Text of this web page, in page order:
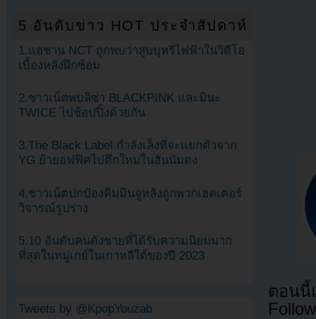
ตอนนี้
5 อันดับข่าว HOT ประจำสัปดาห์
1.แฮชาน NCT ถูกพบว่าสูบบุหรี่ไฟฟ้าในวิดีโอ
เบื้องหลังฝึกซ้อม
2.ชาวเน็ตพบลิซ่า BLACKPINK และมินะ
TWICE ไปช้อปปิ้งด้วยกัน
3.The Black Label กำลังเล็งที่จะแยกตัวจาก
YG ย้ายอฟฟิศไปตึกใหม่ในฮันนัมดง
4.ชาวเน็ตปกป้องคิมมินจูหลังถูกพวกเฮดเตอร์
วิจารณ์รูปร่าง
5.10 อันดับคนดังชายที่ได้รับความนิยมมาก
ที่สุดในหมู่เกย์ในเกาหลีใต้ของปี 2023
Tweets by @KpopYouzab